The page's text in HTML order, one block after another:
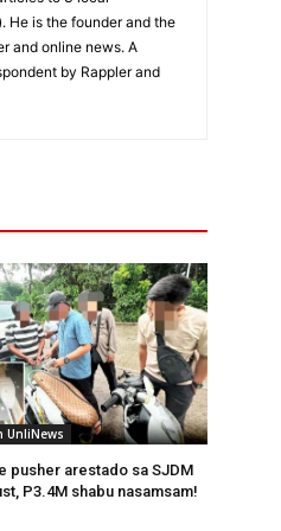
He is the founder and the
and online news. A
by Rappler and
UnliNews
pusher arestado sa SJDM
P3.4M shabu nasamsam!